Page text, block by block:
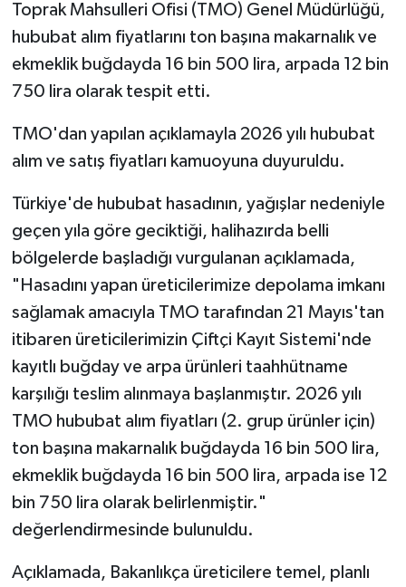
Toprak Mahsulleri Ofisi (TMO) Genel Müdürlüğü,
hububat alım fiyatlarını ton başına makarnalık ve
ekmeklik buğdayda 16 bin 500 lira, arpada 12 bin
750 lira olarak tespit etti.
TMO'dan yapılan açıklamayla 2026 yılı hububat
alım ve satış fiyatları kamuoyuna duyuruldu.
Türkiye'de hububat hasadının, yağışlar nedeniyle
geçen yıla göre geciktiği, halihazırda belli
bölgelerde başladığı vurgulanan açıklamada,
"Hasadını yapan üreticilerimize depolama imkanı
sağlamak amacıyla TMO tarafından 21 Mayıs'tan
itibaren üreticilerimizin Çiftçi Kayıt Sistemi'nde
kayıtlı buğday ve arpa ürünleri taahhütname
karşılığı teslim alınmaya başlanmıştır. 2026 yılı
TMO hububat alım fiyatları (2. grup ürünler için)
ton başına makarnalık buğdayda 16 bin 500 lira,
ekmeklik buğdayda 16 bin 500 lira, arpada ise 12
bin 750 lira olarak belirlenmiştir."
değerlendirmesinde bulunuldu.
Açıklamada, Bakanlıkça üreticilere temel, planlı